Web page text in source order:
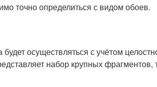
точно определиться с видом обоев.
осуществляться с учётом
набор крупных фрагментов,